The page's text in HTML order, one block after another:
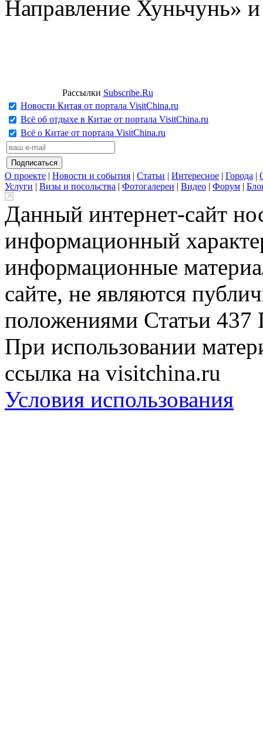
Направление Хуньчунь»
Рассылки Subscribe.Ru
Новости Китая от портала VisitChina.ru
Всё об отдыхе в Китае от портала VisitChina.ru
Всё о Китае от портала VisitChina.ru
О проекте | Новости и события | Статьи | Интересное | Города |
Услуги | Визы и посольства | Фотогалереи | Видео | Форум |
Данный интернет-сайт
информационный
информационные
сайте, не являются
положениями Статьи 437
При использовании
ссылка на visitchina.ru
Условия использования